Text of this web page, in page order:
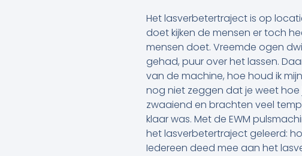
Het lasverbetertraject is op
doet kijken de mensen er toch
mensen doet. Vreemde ogen
gehad, puur over het lassen.
van de machine, hoe houd ik
nog niet zeggen dat je weet
zwaaiend en brachten veel
klaar was. Met de EWM
het lasverbetertraject geleerd:
Iedereen deed mee aan het